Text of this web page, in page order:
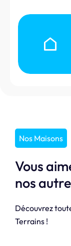
Nos Maisons
Vous
nos
Découvrez
Terrains !